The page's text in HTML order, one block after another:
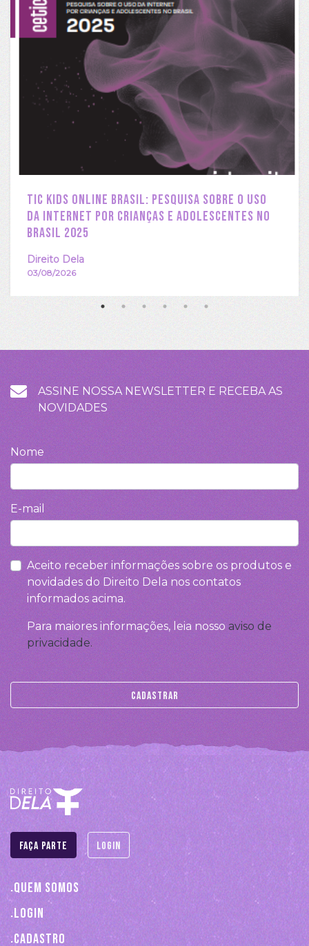
TIC Kids Online Brasil: PESQUISA SOBRE O USO
DA INTERNET POR CRIANÇAS E ADOLESCENTES NO
BRASIL 2025
Direito Dela
03/08/2026
ASSINE NOSSA NEWSLETTER E RECEBA AS
NOVIDADES
Nome
E-mail
Aceito receber informações sobre os produtos e
novidades do Direito Dela nos contatos
informados acima.
Para maiores informações, leia nosso aviso de
privacidade.
Faça parte Login
Quem somos
Login
Cadastro